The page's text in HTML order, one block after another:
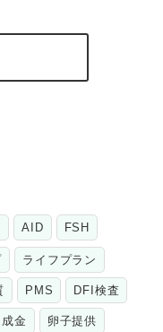
AID FSH
ライフプラン
PMS DFI検査
金 卵子提供